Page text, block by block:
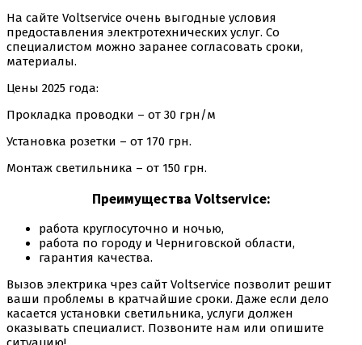
На сайте Voltservice очень выгодные условия
предоставления электротехнических услуг. Со
специалистом можно заранее согласовать сроки,
материалы.
Цены 2025 года:
Прокладка проводки – от 30 грн/м
Установка розетки – от 170 грн.
Монтаж светильника – от 150 грн.
Преимущества Voltservice:
работа круглосуточно и ночью,
работа по городу и Черниговской области,
гарантия качества.
Вызов электрика чрез сайт Voltservice позволит решит
ваши проблемы в кратчайшие сроки. Даже если дело
касается установки светильника, услуги должен
оказывать специалист. Позвоните нам или опишите